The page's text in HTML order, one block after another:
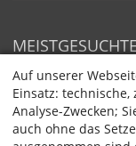
Berlin
München
Frankfurt am Main
Düsseldorf
Auf unserer
Einsatz:
Analyse-Zwecken;
auch ohne das